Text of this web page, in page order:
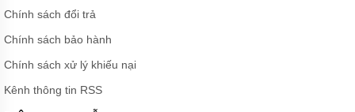
NÉN
BƠM
DÙNG
KHÍ
NÉN
Chính sách đổi trả
Chính sách bảo hành
Chính sách xử lý khiếu nại
Kênh thông tin RSS